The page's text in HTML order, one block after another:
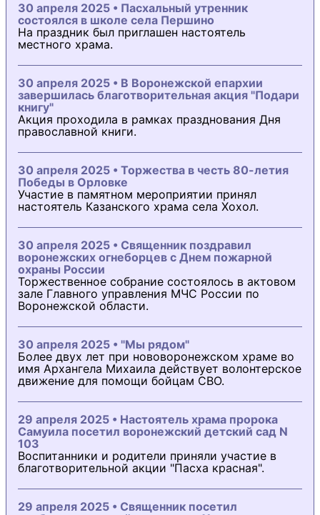
30 апреля 2025 • Пасхальный утренник
состоялся в школе села Першино
На праздник был приглашен настоятель
местного храма.
30 апреля 2025 • В Воронежской епархии
завершилась благотворительная акция "Подари
книгу"
Акция проходила в рамках празднования Дня
православной книги.
30 апреля 2025 • Торжества в честь 80-летия
Победы в Орловке
Участие в памятном мероприятии принял
настоятель Казанского храма села Хохол.
30 апреля 2025 • Священник поздравил
воронежских огнеборцев с Днем пожарной
охраны России
Торжественное собрание состоялось в актовом
зале Главного управления МЧС России по
Воронежской области.
30 апреля 2025 • "Мы рядом"
Более двух лет при нововоронежском храме во
имя Архангела Михаила действует волонтерское
движение для помощи бойцам СВО.
29 апреля 2025 • Настоятель храма пророка
Самуила посетил воронежский детский сад N
103
Воспитанники и родители приняли участие в
благотворительной акции "Пасха красная".
29 апреля 2025 • Священник посетил